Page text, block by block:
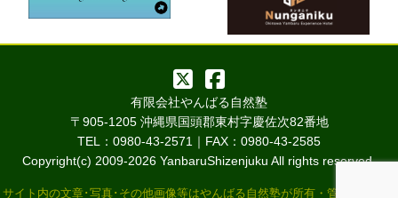
有限会社やんばる自然塾
〒905-1205 沖縄県国頭郡東村字慶佐次82番地
TEL：0980-43-2571｜FAX：0980-43-2585
Copyright(c) 2009-2026 YanbaruShizenjuku All rights reserved.
サイト内の文章･写真･その他画像等はやんばる自然塾が所有・管理していま